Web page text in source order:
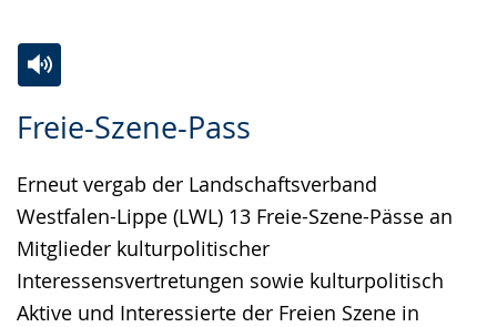
Freie-Szene-Pass
Erneut vergab der Landschaftsverband
Westfalen-Lippe (LWL) 13 Freie-Szene-Pässe an
Mitglieder kulturpolitischer
Interessensvertretungen sowie kulturpolitisch
Aktive und Interessierte der Freien Szene in
Leichten
wechseln.
Audio-
Video
Deutscher
Gebärdensprache
wird
angezeigt.